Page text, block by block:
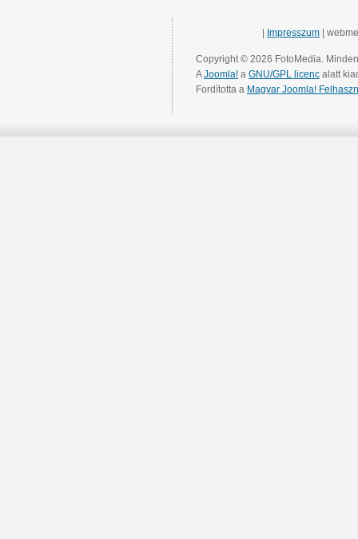
Impresszum |
Copyright © 2026 FotoMedia.
AJoomla! a GNU/GPL licenc alatt
Fordította a Magyar Joomla!